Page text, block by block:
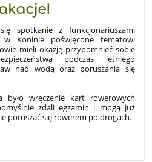
spotkanie z funkcjonariuszami
w Koninie poświęcone tematowi
mieli okazję przypomnieć sobie
podczas letniego
nad wodą oraz poruszania się
było wręczenie kart rowerowych
zdali egzamin i mogą już
poruszać się rowerem po drogach.